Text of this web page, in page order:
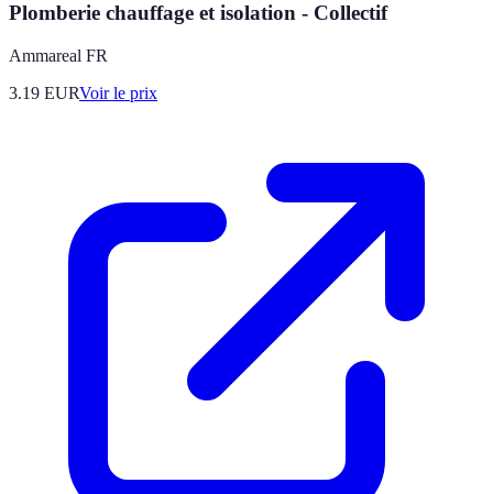
Plomberie chauffage et isolation - Collectif
Ammareal FR
3.19 EURVoir le prix